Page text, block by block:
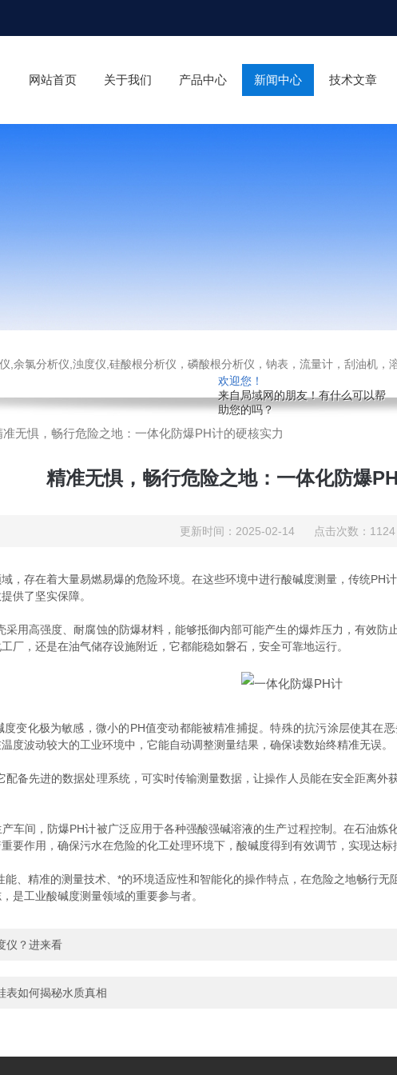
欢迎您！
来自局域网的朋友！有什么可以帮
助您的吗？
网站首页 关于我们 产品中心 新闻中心 技术文章
仪，磷酸根分析仪，钠表，流量计，刮油机，溶氧电极，PH电极，气体分析仪，氧化锆分析仪，压力变送器，刮油机，电导电极，锑电极，ORP电极，酸度计，气体检测仪，液位计，温度变送器，
准无惧，畅行危险之地：一体化防爆PH计的硬核实力
精准无惧，畅行危险之地：一体化防爆
更新时间：2025-02-14 点击次数：1124
存在着大量易燃易爆的危险环境。在这些环境中进行酸碱度测量，传统PH计
供了坚实保障。
高强度、耐腐蚀的防爆材料，能够抵御内部可能产生的爆炸压力，有效防
厂，还是在油气储存设施附近，它都能稳如磐石，安全可靠地运行。
化极为敏感，微小的PH值变动都能被精准捕捉。特殊的抗污涂层使其在
度波动较大的工业环境中，它能自动调整测量结果，确保读数始终精准无误。
先进的数据处理系统，可实时传输测量数据，让操作人员能在安全距离外
间，防爆PH计被广泛应用于各种强酸强碱溶液的生产过程控制。在石油炼
要作用，确保污水在危险的化工处理环境下，酸碱度得到有效调节，实现达标
精准的测量技术、*的环境适应性和智能化的操作特点，在危险之地畅行无
是工业酸碱度测量领域的重要参与者。
仪？进来看
如何揭秘水质真相